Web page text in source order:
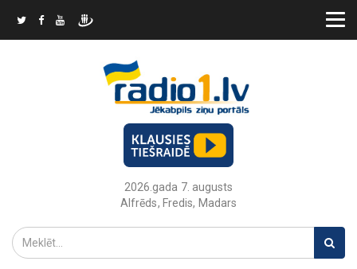
2026.gada 7. augusts
Alfrēds, Fredis, Madars